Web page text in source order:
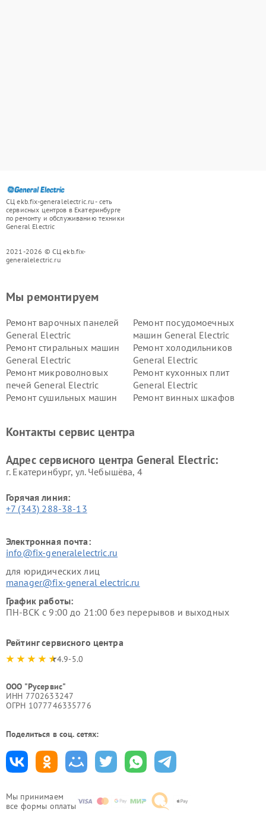
СЦ ekb.fix-generalelectric.ru - сеть
сервисных центров в Екатеринбурге
по ремонту и обслуживанию техники
General Electric
2021-2026 © СЦ ekb.fix-
generalelectric.ru
Мы принимаем
все формы оплаты
Мы ремонтируем
Ремонт варочных панелей
General Electric
Ремонт посудомоечных
машин General Electric
Ремонт стиральных машин
General Electric
Ремонт холодильников
General Electric
Ремонт микроволновых
печей General Electric
Ремонт кухонных плит
General Electric
Ремонт сушильных машин
Ремонт винных шкафов
Electric
General Electric
Контакты сервис центра
Адрес сервисного центра General Electric:
г. Екатеринбург, ул. Чебышёва, 4
Горячая линия:
+7 (343) 288-38-13
Электронная почта:
info@fix-generalelectric.ru
для юридических лиц
manager@fix-general electric.ru
График работы:
ПН-ВСК с 9:00 до 21:00 без перерывов и выходных
Рейтинг сервисного центра
4.9-5.0
ООО "Русервис"
ИНН 7702633247
ОГРН 1077746335776
Поделиться в соц. сетях: